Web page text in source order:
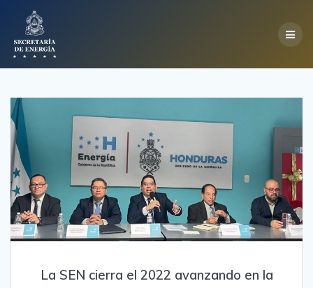
La SEN cierra el 2022 avanzando en la